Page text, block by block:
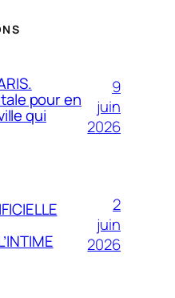
pour en
qui
9
juin
2026
2
juin
2026